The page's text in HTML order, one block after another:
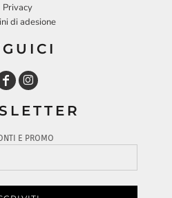
Privacy
di adesione
E PROMO